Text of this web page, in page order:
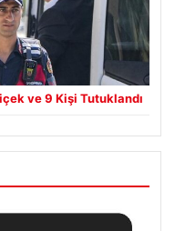
ve 9 Kişi Tutuklandı